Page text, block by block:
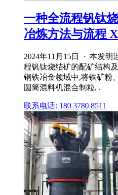
一种全流程钒钛
冶炼方法与流程
2024年11月15日 · 本发明
程钒钛烧结矿的配矿结构
钢铁冶金领域中,将铁矿粉
圆筒混料机混合制粒, .
联系电话: 180 3780 8511